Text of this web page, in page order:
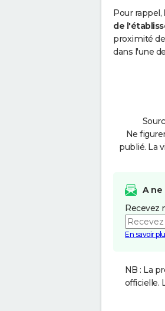
Pour rappel,
de
proximité
dans l'une
Ne
publié. La
A ne
Recevez
En savoir
NB : La
officielle.